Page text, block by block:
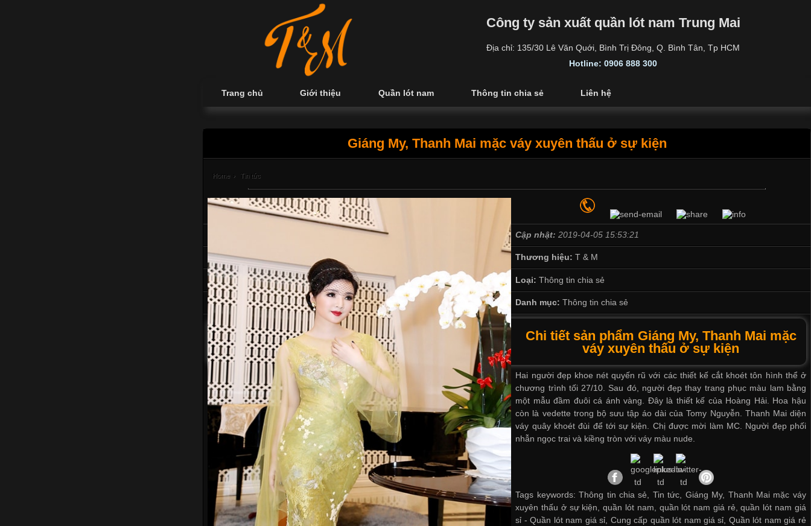
Công ty sản xuất quần lót nam Trung Mai
Địa chỉ: 135/30 Lê Văn Quới, Bình Trị Đông, Q. Bình Tân, Tp HCM
Hotline: 0906 888 300
Trang chủ Giới thiệu Quần lót nam Thông tin chia sẻ Liên hệ
Giáng My, Thanh Mai mặc váy xuyên thấu ở sự kiện
Home › Tin tức
Cập nhật: 2019-04-05 15:53:21
Thương hiệu:T & M
Loại: Thông tin chia sẻ
Danh mục: Thông tin chia sẻ
Chi tiết sản phẩm Giáng My, Thanh Mai mặc
váy xuyên thấu ở sự kiện
Hai người đẹp khoe nét quyến rũ với các thiết kế cắt khoét tôn hình thể ở
chương trình tối 27/10. Sau đó, người đẹp thay trang phục màu lam bằng
một mẫu đầm đuôi cá ánh vàng. Đây là thiết kế của Hoàng Hải. Hoa hậu
còn là vedette trong bộ sưu tập áo dài của Tomy Nguyễn. Thanh Mai diện
váy quây khoét đùi để tới sự kiện. Chị được mời làm MC. Người đẹp phối
nhẫn ngọc trai và kiềng tròn với váy màu nude.
Tags keywords: Thông tin chia sẻ, Tin tức, Giáng My, Thanh Mai mặc váy
xuyên thấu ở sự kiện, quần lót nam, quần lót nam giá rẻ, quần lót nam giá
sỉ -Quần lót nam giá sỉ, Cung cấp quần lót nam giá sỉ, Quần lót nam giá rẻ